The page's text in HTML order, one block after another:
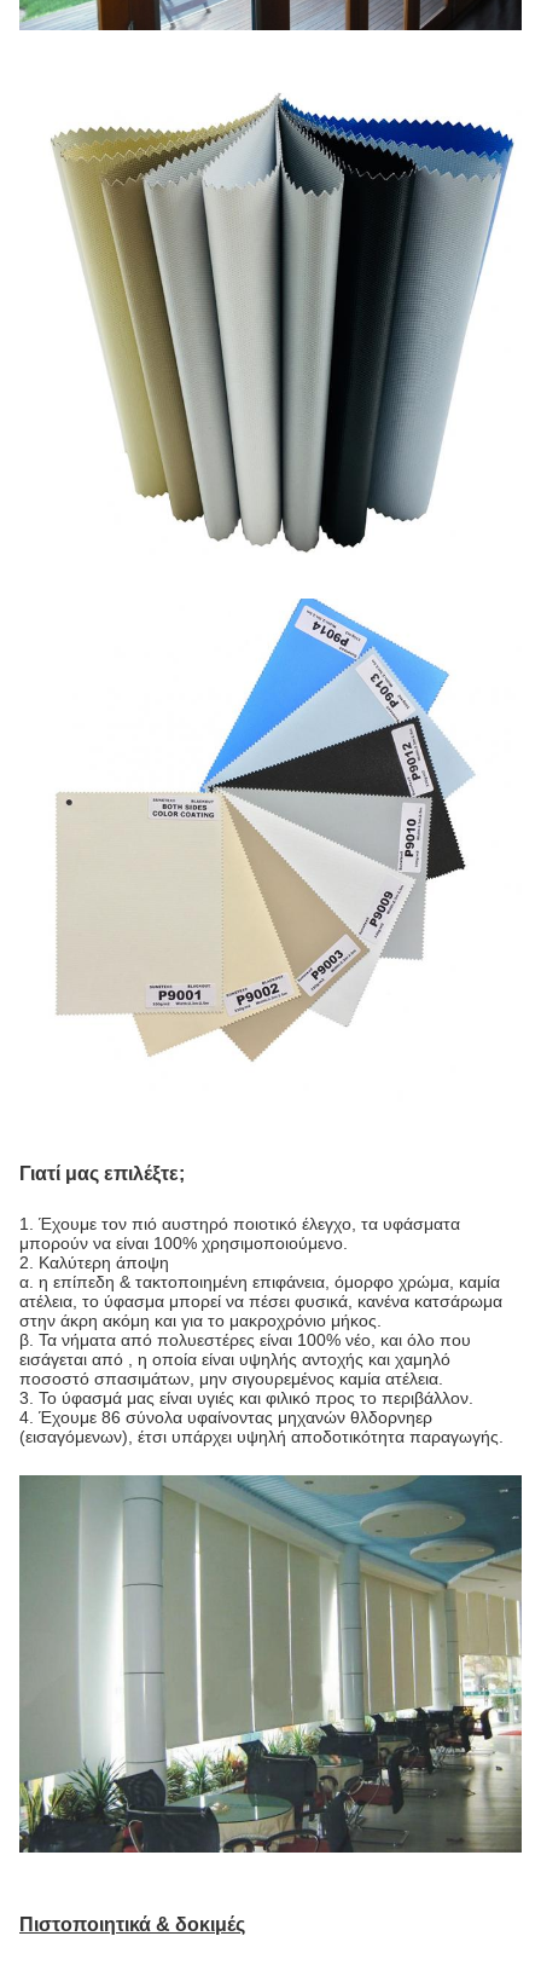
Γιατί μας επιλέξτε;
1. Έχουμε τον πιό αυστηρό ποιοτικό έλεγχο, τα υφάσματα
μπορούν να είναι 100% χρησιμοποιούμενο.
2. Καλύτερη άποψη
α. η επίπεδη & τακτοποιημένη επιφάνεια, όμορφο χρώμα, καμία
ατέλεια, το ύφασμα μπορεί να πέσει φυσικά, κανένα κατσάρωμα
στην άκρη ακόμη και για το μακροχρόνιο μήκος.
β. Τα νήματα από πολυεστέρες είναι 100% νέο, και όλο που
εισάγεται από , η οποία είναι υψηλής αντοχής και χαμηλό
ποσοστό σπασιμάτων, μην σιγουρεμένος καμία ατέλεια.
3. Το ύφασμά μας είναι υγιές και φιλικό προς το περιβάλλον.
4. Έχουμε 86 σύνολα υφαίνοντας μηχανών θλδορνηερ
(εισαγόμενων), έτσι υπάρχει υψηλή αποδοτικότητα παραγωγής.
Πιστοποιητικά & δοκιμές